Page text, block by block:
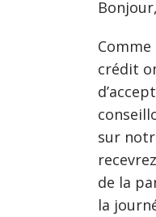
Bonjour,
crédit
sur
de la
la